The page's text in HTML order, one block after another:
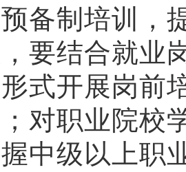
备制培训，
要结合就业
式开展岗前
对职业院校
中级以上职